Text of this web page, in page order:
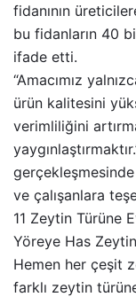
fidanının
bu fidanların 40
ifade etti.
“Amacımız
ürün kalitesini
verimliliğini
ve çalışanlara
11 Zeytin Türüne
Yöreye Has
Hemen her çeşit
farklı zeytin